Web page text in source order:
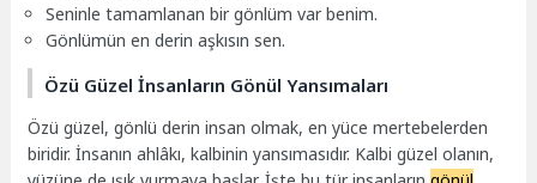
Seninle tamamlanan bir gönlüm var benim.
Gönlümün en derin aşkısın sen.
Özü Güzel İnsanların Gönül Yansımaları
Özü güzel, gönlü derin insan olmak, en yüce mertebelerden
biridir. İnsanın ahlâkı, kalbinin yansımasıdır. Kalbi güzel olanın,